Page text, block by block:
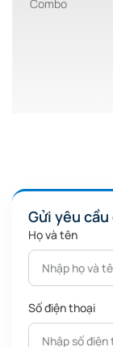
Hiệu chuẩn
động lực
dòng chảy
tự động
Gửi yêu
Họ và tên
Số điện thoại